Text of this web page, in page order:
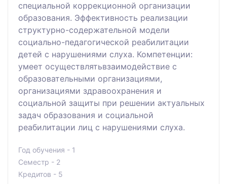
специальной коррекционной организации
образования. Эффективность реализации
структурно-содержательной модели
социально-педагогической реабилитации
детей с нарушениями слуха. Компетенции:
умеет осуществлятьвзаимодействие с
образовательными организациями,
организациями здравоохранения и
социальной защиты при решении актуальных
задач образования и социальной
реабилитации лиц с нарушениями слуха.
Год обучения - 1
Семестр - 2
Кредитов - 5